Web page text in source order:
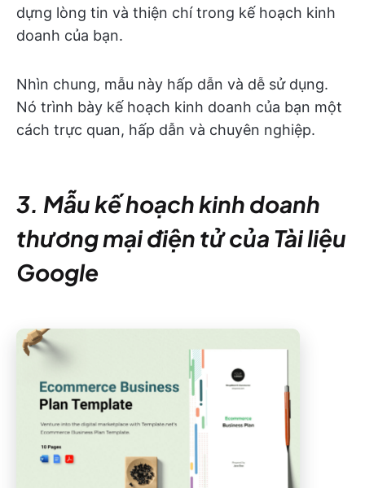
dựng lòng tin và thiện chí trong kế hoạch kinh
doanh của bạn.
Nhìn chung, mẫu này hấp dẫn và dễ sử dụng.
Nó trình bày kế hoạch kinh doanh của bạn một
cách trực quan, hấp dẫn và chuyên nghiệp.
3. Mẫu kế hoạch kinh doanh
thương mại điện tử của Tài liệu
Google